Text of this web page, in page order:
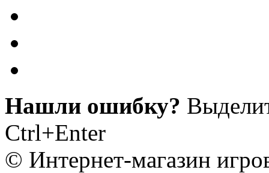
Нашли ошибку?
Ctrl+Enter
© Интернет-магазин